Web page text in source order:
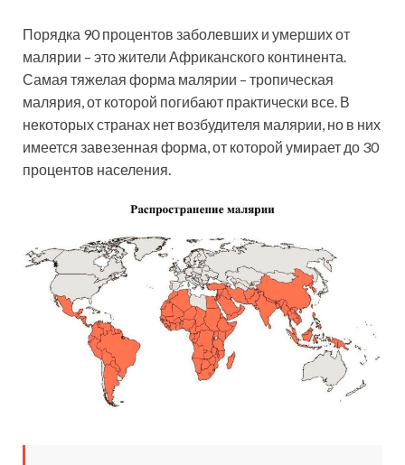
Порядка 90 процентов заболевших и умерших от
малярии – это жители Африканского континента.
Самая тяжелая форма малярии – тропическая
малярия, от которой погибают практически все. В
некоторых странах нет возбудителя малярии, но в них
имеется завезенная форма, от которой умирает до 30
процентов населения.